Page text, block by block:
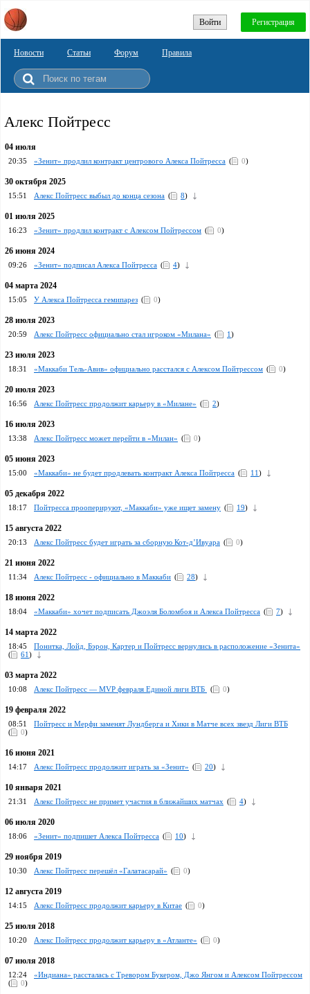
Войти Регистрация
Новости Статьи Форум Правила
Алекс Пойтресс
04 июля
20:35 «Зенит» продлил контракт центрового Алекса Пойтресса ( 0)
30 октября 2025
15:51 Алекс Пойтресс выбыл до конца сезона ( 8)
01 июля 2025
16:23 «Зенит» продлил контракт с Алексом Пойтрессом ( 0)
26 июня 2024
09:26 «Зенит» подписал Алекса Пойтресса ( 4)
04 марта 2024
15:05 У Алекса Пойтресса гемипарез ( 0)
28 июля 2023
20:59 Алекс Пойтресс официально стал игроком «Милана» ( 1)
23 июля 2023
18:31 «Маккаби Тель-Авив» официально расстался с Алексом Пойтрессом ( 0)
20 июля 2023
16:56 Алекс Пойтресс продолжит карьеру в «Милане» ( 2)
16 июля 2023
13:38 Алекс Пойтресс может перейти в «Милан» ( 0)
05 июня 2023
15:00 «Маккаби» не будет продлевать контракт Алекса Пойтресса ( 11)
05 декабря 2022
18:17 Пойтресса прооперируют, «Маккаби» уже ищет замену ( 19)
15 августа 2022
20:13 Алекс Пойтресс будет играть за сборную Кот-д’Ивуара ( 0)
21 июня 2022
11:34 Алекс Пойтресс - официально в Маккаби ( 28)
18 июня 2022
18:04 «Маккаби» хочет подписать Джоэля Боломбоя и Алекса Пойтресса ( 7)
14 марта 2022
18:45
Понитка, Лойд, Бэрон, Картер и Пойтресс вернулись в расположение «Зенита»
(
61)
03 марта 2022
10:08 Алекс Пойтресс — MVP февраля Единой лиги ВТБ ( 0)
19 февраля 2022
08:51
Пойтресс и Мерфи заменят Лундберга и Хики в Матче всех звезд Лиги ВТБ
(
0)
16 июня 2021
14:17 Алекс Пойтресс продолжит играть за «Зенит» ( 20)
10 января 2021
21:31 Алекс Пойтресс не примет участия в ближайших матчах ( 4)
06 июля 2020
18:06 «Зенит» подпишет Алекса Пойтресса ( 10)
29 ноября 2019
10:30 Алекс Пойтресс перешёл «Галатасарай» ( 0)
12 августа 2019
14:15 Алекс Пойтресс продолжит карьеру в Китае ( 0)
25 июля 2018
10:20 Алекс Пойтресс продолжит карьеру в «Атланте» ( 0)
07 июля 2018
12:24
«Индиана» рассталась с Тревором Букером, Джо Янгом и Алексом Пойтрессом
(
0)